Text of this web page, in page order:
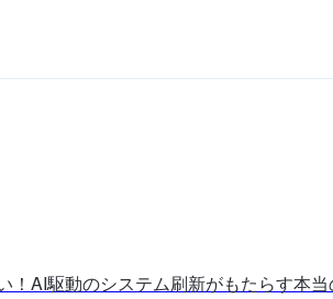
！AI駆動のシステム刷新がもたらす本